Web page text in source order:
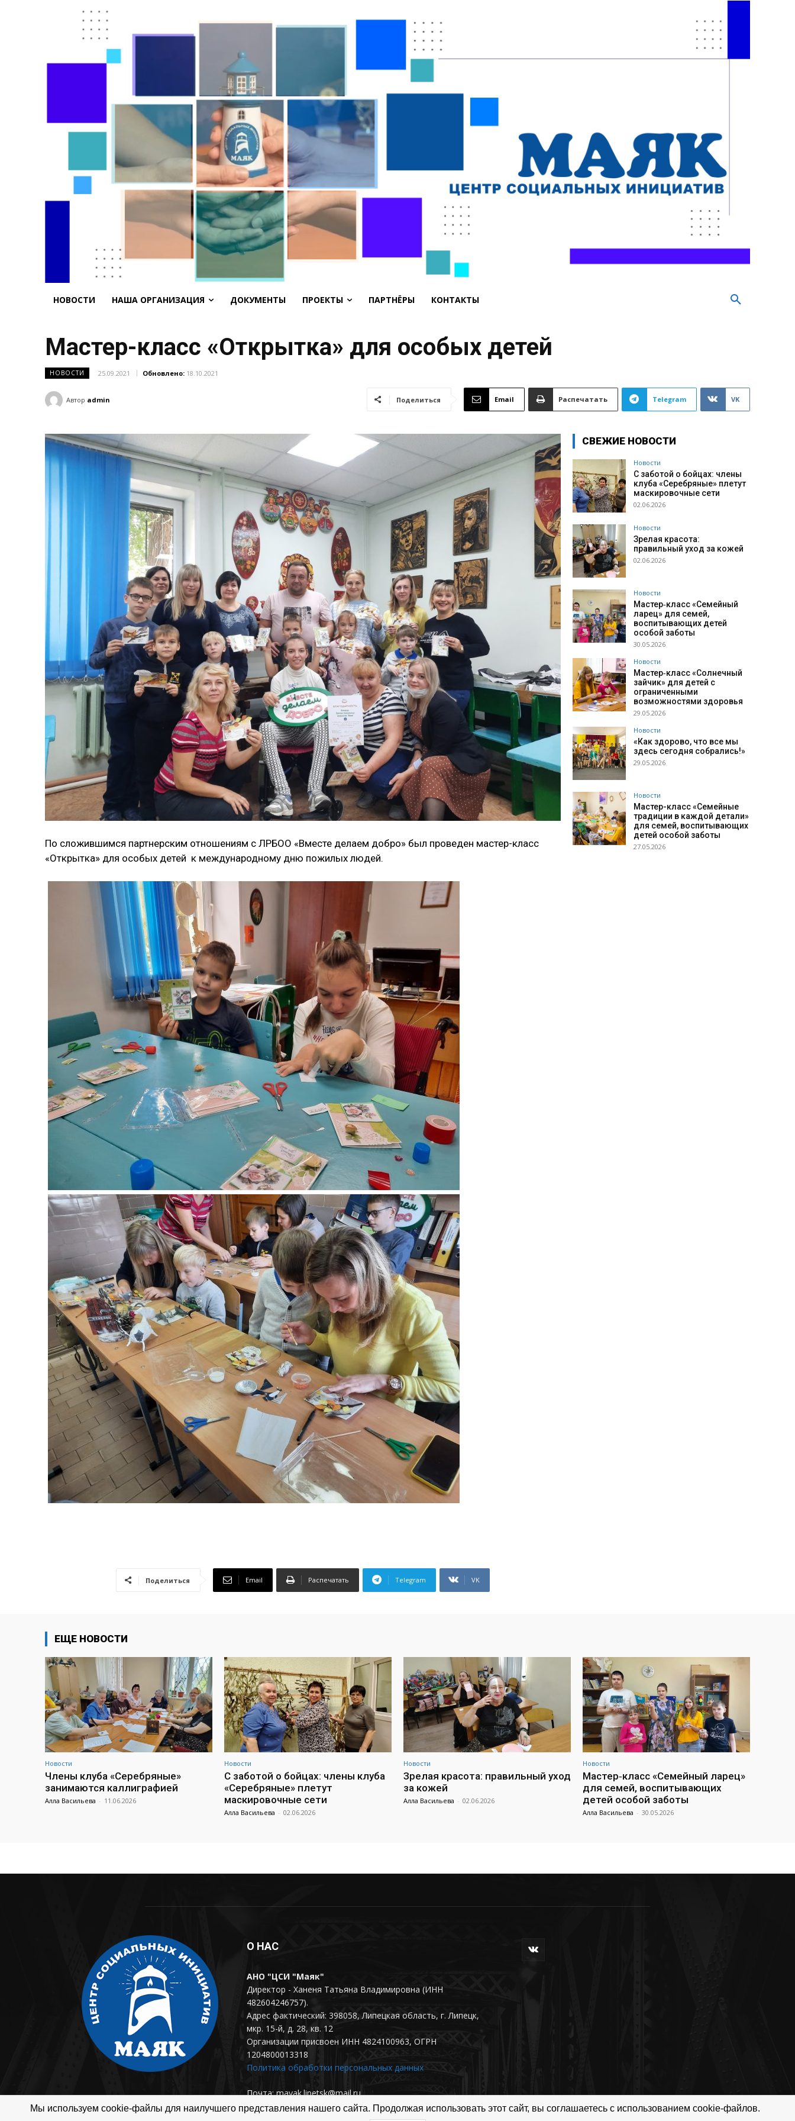
НОВОСТИ НАША ОРГАНИЗАЦИЯ ДОКУМЕНТЫ ПРОЕКТЫ ПАРТНЁРЫ КОНТАКТЫ
Мастер-класс «Открытка» для особых детей
НОВОСТИ 25.09.2021 Обновлено: 18.10.2021
Автор admin Поделиться Email Распечатать Telegram VK
По сложившимся партнерским отношениям с ЛРБОО «Вместе делаем добро» был проведен мастер-класс
«Открытка» для особых детей к международному дню пожилых людей.
Поделиться Email Распечатать Telegram VK
СВЕЖИЕ НОВОСТИ
Новости
С заботой о бойцах: члены
клуба «Серебряные» плетут
маскировочные сети
02.06.2026
Новости
Зрелая красота:
правильный уход за кожей
02.06.2026
Новости
Мастер‑класс «Семейный
ларец» для семей,
воспитывающих детей
особой заботы
30.05.2026
Новости
Мастер‑класс «Солнечный
зайчик» для детей с
ограниченными
возможностями здоровья
29.05.2026
Новости
«Как здорово, что все мы
здесь сегодня собрались!»
29.05.2026
Новости
Мастер-класс «Семейные
традиции в каждой детали»
для семей, воспитывающих
детей особой заботы
27.05.2026
ЕЩЕ НОВОСТИ
Новости
Члены клуба «Серебряные»
занимаются каллиграфией
Алла Васильева - 11.06.2026
Новости
С заботой о бойцах: члены клуба
«Серебряные» плетут
маскировочные сети
Алла Васильева - 02.06.2026
Новости
Зрелая красота: правильный уход
за кожей
Алла Васильева - 02.06.2026
Новости
Мастер‑класс «Семейный ларец»
для семей, воспитывающих
детей особой заботы
Алла Васильева - 30.05.2026
О НАС
АНО "ЦСИ "Маяк"
Директор - Ханеня Татьяна Владимировна (ИНН
482604246757).
Адрес фактический: 398058, Липецкая область, г. Липецк,
мкр. 15-й, д. 28, кв. 12
Организации присвоен ИНН 4824100963, ОГРН
1204800013318
Политика обработки персональных данных
Почта: mayak.lipetsk@mail.ru
Мы используем cookie-файлы для наилучшего представления нашего сайта. Продолжая использовать этот сайт, вы соглашаетесь с использованием cookie-файлов.